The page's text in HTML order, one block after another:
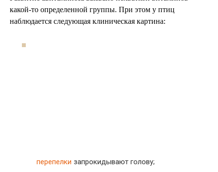
какой-то определенной группы. При этом у птиц
наблюдается следующая клиническая картина:
перепелки запрокидывают голову;